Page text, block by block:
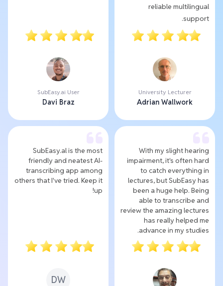
reliable multilingual
support.
University Lecturer
Adrian Wallwork
SubEasy.ai User
Davi Braz
With my slight hearing
impairment, it's often hard
to catch everything in
lectures, but SubEasy has
been a huge help. Being
able to transcribe and
review the amazing lectures
has really helped me
advance in my studies.
SubEasy.al is the most
friendly and neatest AI-
transcribing app among
others that I've tried. Keep it
up!
DW